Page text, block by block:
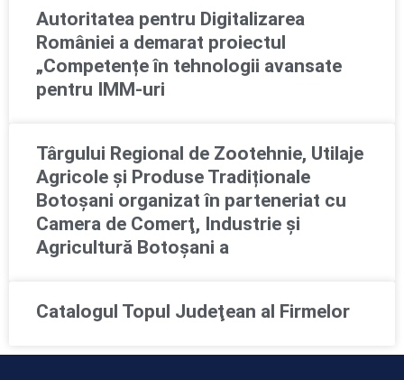
Autoritatea pentru Digitalizarea
României a demarat proiectul
„Competențe în tehnologii avansate
pentru IMM-uri
Târgului Regional de Zootehnie, Utilaje
Agricole și Produse Tradiționale
Botoșani organizat în parteneriat cu
Camera de Comerţ, Industrie şi
Agricultură Botoşani a
Catalogul Topul Judeţean al Firmelor